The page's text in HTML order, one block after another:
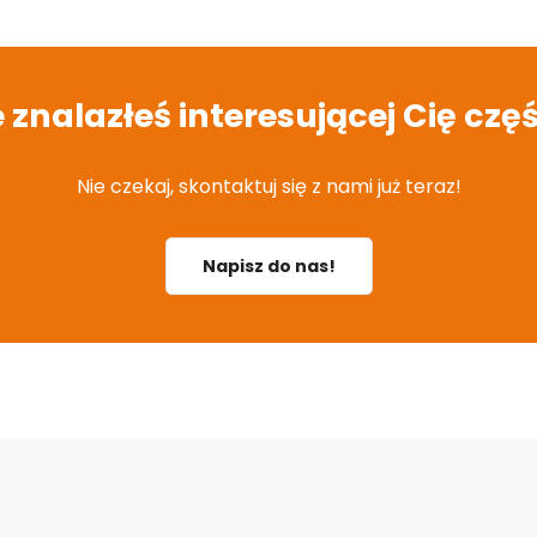
znalazłeś interesującej Cię
Nie czekaj, skontaktuj się z nami już teraz!
Napisz do nas!